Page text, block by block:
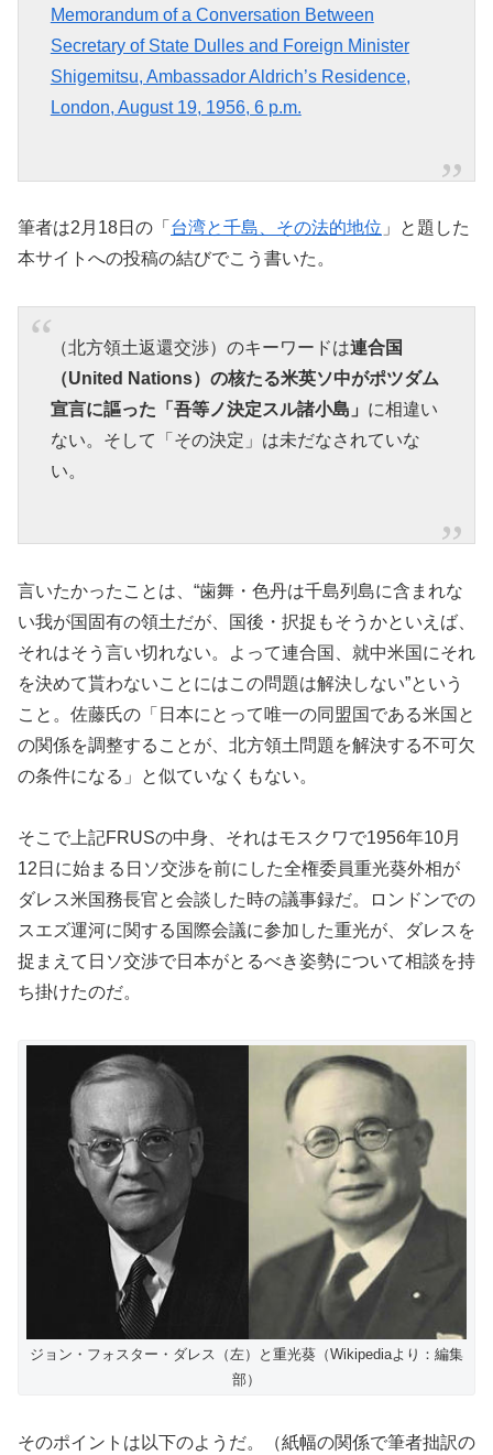
Memorandum of a Conversation Between
Secretary of State Dulles and Foreign Minister
Shigemitsu, Ambassador Aldrich’s Residence,
London, August 19, 1956, 6 p.m.
筆者は2月18日の「 台湾と千島、その法的地位 」と題した
本サイトへの投稿の結びでこう書いた。
（北方領土返還交渉）のキーワードは連合国
（United Nations）の核たる米英ソ中がポツダム
宣言に謳った「吾等ノ決定スル諸小島」 に相違い
ない。そして「その決定」は未だなされていな
い。
言いたかったことは、“歯舞・色丹は千島列島に含まれな
い我が国固有の領土だが、国後・択捉もそうかといえば、
それはそう言い切れない。よって連合国、就中米国にそれ
を決めて貰わないことにはこの問題は解決しない”という
こと。佐藤氏の「日本にとって唯一の同盟国である米国と
の関係を調整することが、北方領土問題を解決する不可欠
の条件になる」と似ていなくもない。
そこで上記FRUSの中身、それはモスクワで1956年10月
12日に始まる日ソ交渉を前にした全権委員重光葵外相が
ダレス米国務長官と会談した時の議事録だ。ロンドンでの
スエズ運河に関する国際会議に参加した重光が、ダレスを
捉まえて日ソ交渉で日本がとるべき姿勢について相談を持
ち掛けたのだ。
ジョン・フォスター・ダレス（左）と重光葵（Wikipediaより：編集
部）
そのポイントは以下のようだ。（紙幅の関係で筆者拙訳の